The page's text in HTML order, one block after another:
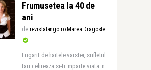
Frumusetea la 40 de
ani
de revistatango.ro Marea Dragoste
Fugarit de haitele varstei, sufletul
tau delireaza si-ti imparte viata in